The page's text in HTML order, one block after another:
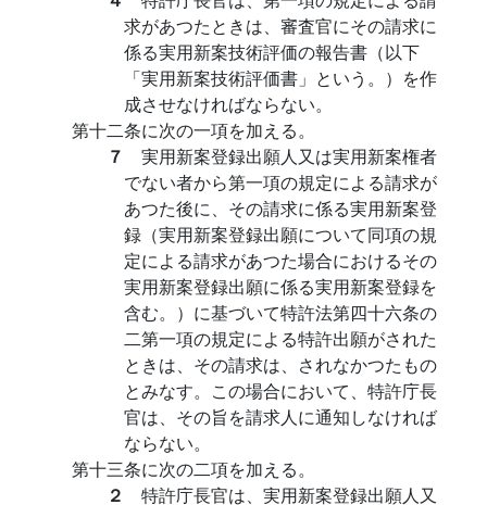
求があつたときは、審査官にその請求に
係る実用新案技術評価の報告書（以下
「実用新案技術評価書」という。）を作
成させなければならない。
第十二条に次の一項を加える。
７ 実用新案登録出願人又は実用新案権者
でない者から第一項の規定による請求が
あつた後に、その請求に係る実用新案登
録（実用新案登録出願について同項の規
定による請求があつた場合におけるその
実用新案登録出願に係る実用新案登録を
含む。）に基づいて特許法第四十六条の
二第一項の規定による特許出願がされた
ときは、その請求は、されなかつたもの
とみなす。この場合において、特許庁長
官は、その旨を請求人に通知しなければ
ならない。
第十三条に次の二項を加える。
２ 特許庁長官は、実用新案登録出願人又